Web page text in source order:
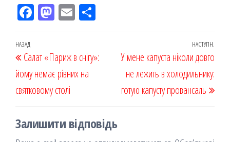
Fac
k
M
on
Em
ис
Навігація
записів
Попередній
запис
НАЗАД
Салат «Париж в снігу»:
йому немає рівних на
святковому столі
НАСТУПН.
У мене капуста ніколи довго
не лежить в холодильнику:
готую капусту провансаль
Залишити відповідь